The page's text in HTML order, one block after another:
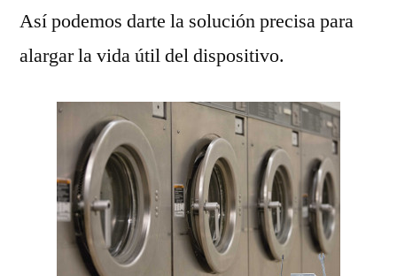
Así podemos darte la solución precisa para
alargar la vida útil del dispositivo.